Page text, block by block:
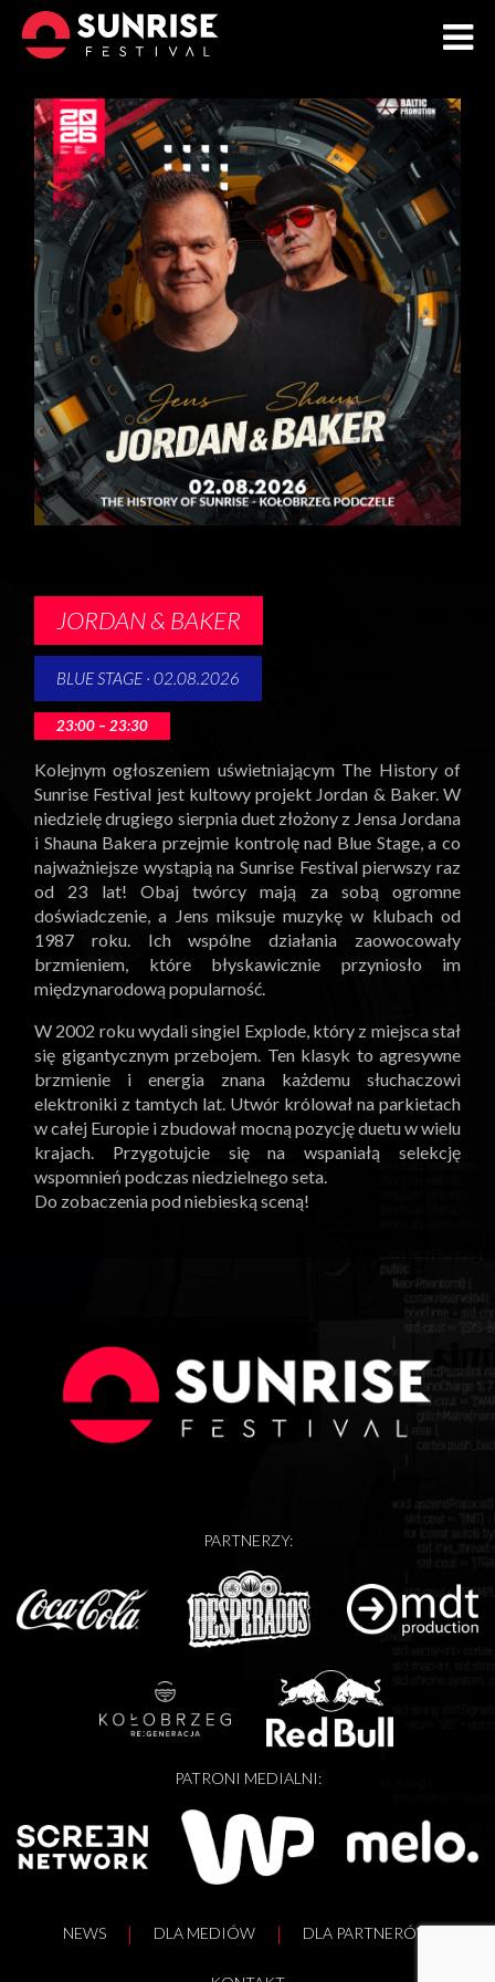
KUP BILETY
NEWSY
TIMETABLE
ARTYŚCI
INFO
STREFA VIP
SUNCITY
MERCH
GALERIA
JORDAN & BAKER
BLUE STAGE · 02.08.2026
23:00 – 23:30
Kolejnym ogłoszeniem uświetniającym The History of
Sunrise Festival jest kultowy projekt Jordan & Baker. W
niedzielę drugiego sierpnia duet złożony z Jensa Jordana
i Shauna Bakera przejmie kontrolę nad Blue Stage, a co
najważniejsze wystąpią na Sunrise Festival pierwszy raz
od 23 lat! Obaj twórcy mają za sobą ogromne
doświadczenie, a Jens miksuje muzykę w klubach od
1987 roku. Ich wspólne działania zaowocowały
brzmieniem, które błyskawicznie przyniosło im
międzynarodową popularność.
W 2002 roku wydali singiel Explode, który z miejsca stał
się gigantycznym przebojem. Ten klasyk to agresywne
brzmienie i energia znana każdemu słuchaczowi
elektroniki z tamtych lat. Utwór królował na parkietach
w całej Europie i zbudował mocną pozycję duetu w wielu
krajach. Przygotujcie się na wspaniałą selekcję
wspomnień podczas niedzielnego seta.
Do zobaczenia pod niebieską sceną!
PARTNERZY:
PATRONI MEDIALNI:
NEWS DLA MEDIÓW DLA PARTNERÓW